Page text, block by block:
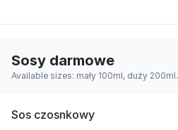
Sosy darmowe
Available sizes: mały 100ml, duży 200ml.
Sos czosnkowy